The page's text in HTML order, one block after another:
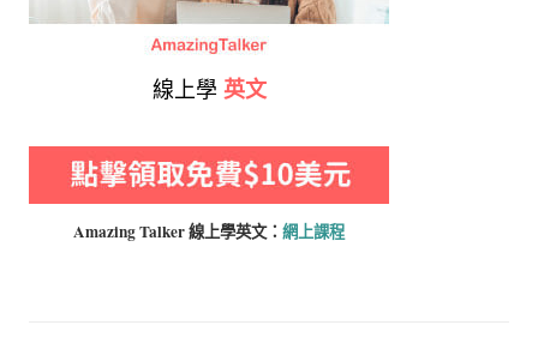
線上學 英文
Amazing Talker 線上學英文： 網上課程